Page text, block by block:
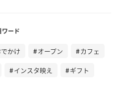
ワード
かけ オープン カフェ
インスタ映え ギフト